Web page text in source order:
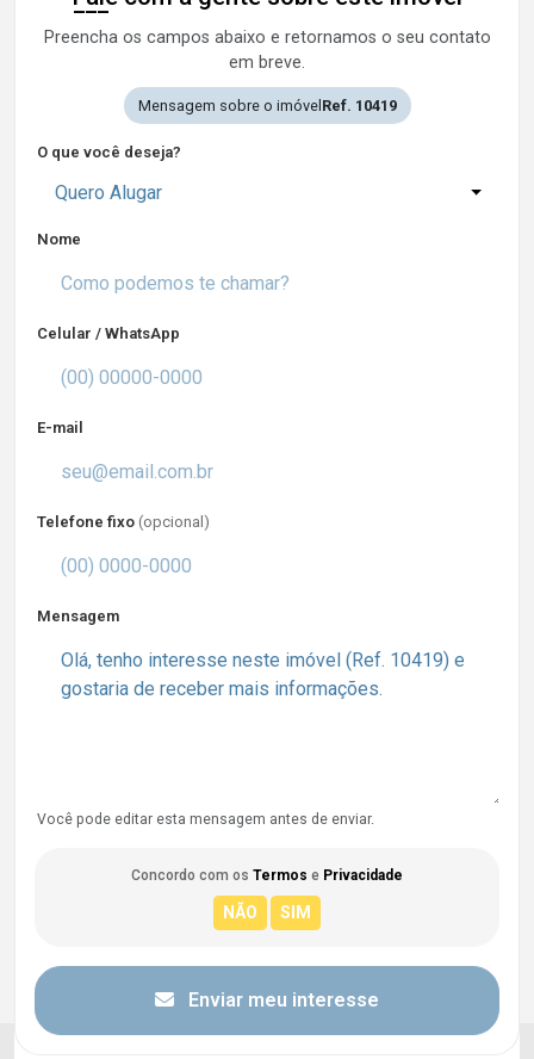
Preencha os campos abaixo e retornamos o seu contato
em breve.
Mensagem sobre o imóvel Ref. 10419
O que você deseja?
Quero Alugar
Nome
Celular / WhatsApp
E-mail
Telefone fixo (opcional)
Mensagem
Você pode editar esta mensagem antes de enviar.
Concordo com os Termos e Privacidade
Enviar meu interesse